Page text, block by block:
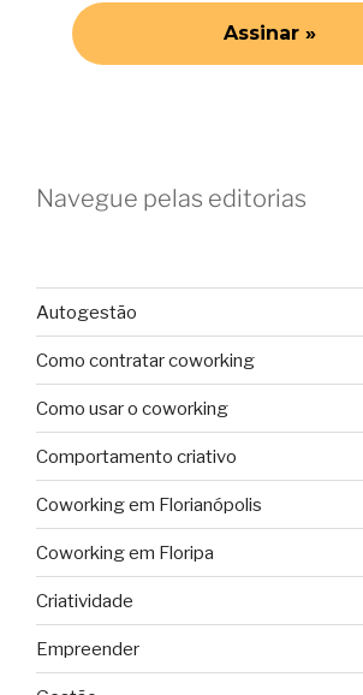
Navegue pelas editorias
Autogestão
Como contratar coworking
Como usar o coworking
Comportamento criativo
Coworking em Florianópolis
Coworking em Floripa
Criatividade
Empreender